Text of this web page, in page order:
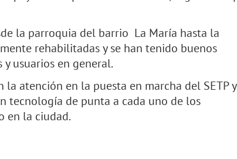
la parroquia del barrio La María hasta la
rehabilitadas y se han tenido buenos
usuarios en general.
atención en la puesta en marcha del SETP y
tecnología de punta a cada uno de los
en la ciudad.